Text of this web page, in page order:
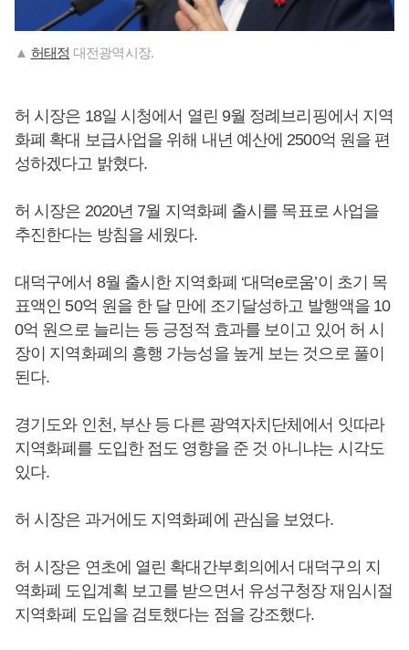
▲ 허태정 대전광역시장.
허 시장은 18일 시청에서 열린 9월 정례브리핑에서 지역
화폐 확대 보급사업을 위해 내년 예산에 2500억 원을 편
성하겠다고 밝혔다.
허 시장은 2020년 7월 지역화폐 출시를 목표로 사업을
추진한다는 방침을 세웠다.
대덕구에서 8월 출시한 지역화폐 ‘대덕e로움’이 초기 목
표액인 50억 원을 한 달 만에 조기달성하고 발행액을 10
0억 원으로 늘리는 등 긍정적 효과를 보이고 있어 허 시
장이 지역화폐의 흥행 가능성을 높게 보는 것으로 풀이
된다.
경기도와 인천, 부산 등 다른 광역자치단체에서 잇따라
지역화폐를 도입한 점도 영향을 준 것 아니냐는 시각도
있다.
허 시장은 과거에도 지역화폐에 관심을 보였다.
허 시장은 연초에 열린 확대간부회의에서 대덕구의 지
역화폐 도입계획 보고를 받으면서 유성구청장 재임시절
지역화폐 도입을 검토했다는 점을 강조했다.